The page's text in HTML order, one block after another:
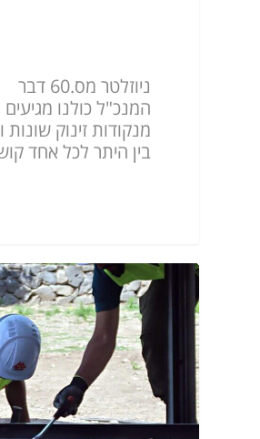
ניוזלטר מס.60 דבר
המנכ"ל כולנו מגיעים
מנקודות זינוק שונות
בין היתר לכל אחד